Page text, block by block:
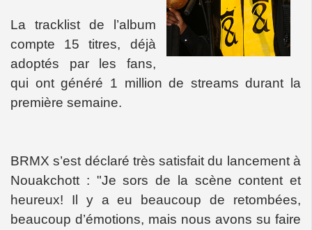
La tracklist de l’album
compte 15 titres, déjà
adoptés par les fans,
qui ont généré 1 million de streams durant la
première semaine.
BRMX s’est déclaré très satisfait du lancement à
Nouakchott : "Je sors de la scène content et
heureux! Il y a eu beaucoup de retombées,
beaucoup d’émotions, mais nous avons su faire